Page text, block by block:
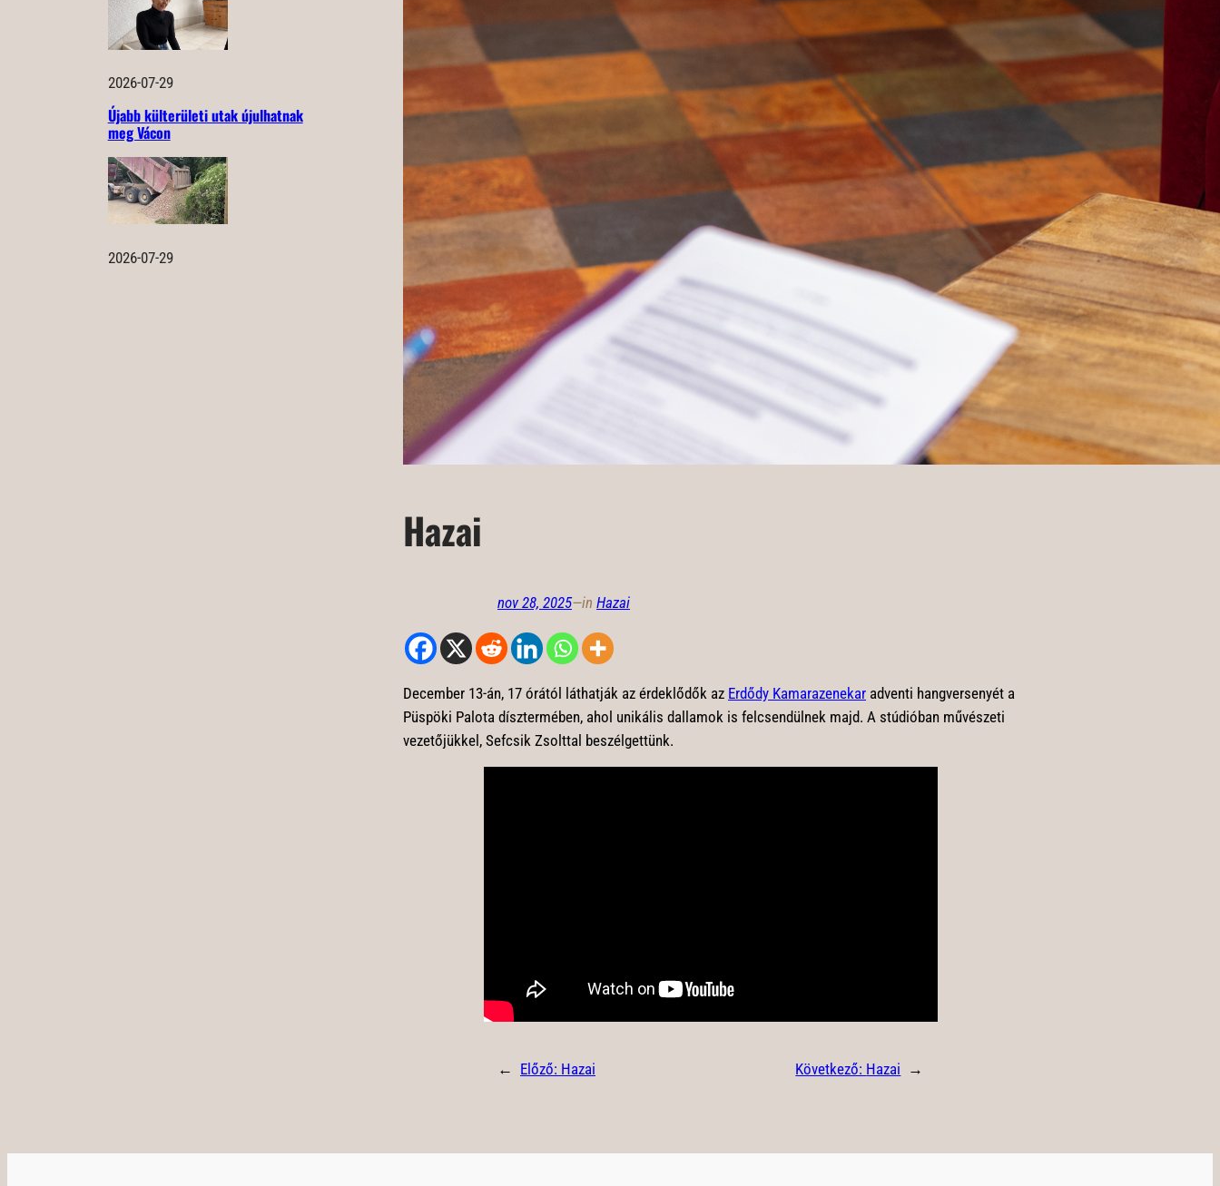
2026-07-29
Újabb külterületi utak újulhatnak
meg Vácon
2026-07-29
Hazai
nov 28, 2025—in Hazai
December 13-án, 17 órától láthatják az érdeklődők az Erdődy Kamarazenekar adventi hangversenyét a
Püspöki Palota dísztermében, ahol unikális dallamok is felcsendülnek majd. A stúdióban művészeti
vezetőjükkel, Sefcsik Zsolttal beszélgettünk.
← Előző: Hazai Következő: Hazai →